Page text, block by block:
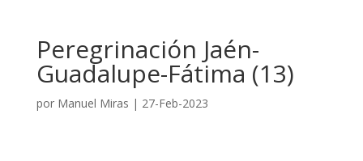
Peregrinación Jaén-
Guadalupe-Fátima (13)
por Manuel Miras | 27-Feb-2023